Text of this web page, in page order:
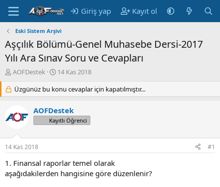
Giriş yap Kayıt ol
Eski Sistem Arşivi
Aşçılık Bölümü-Genel Muhasebe Dersi-2017
Yılı Ara Sınav Soru ve Cevapları
K
n
u
u
B
a
l
a
t
a
AOFDestek
B
ş
l
n
g
t
a
r
i
14 Kas 2018
Üzgünüz bu konu cevaplar için kapatılmıştır...
AOFDestek
Kayıtlı Öğrenci
14 Kas 2018 #1
1. Finansal raporlar temel olarak
aşağıdakilerden hangisine göre düzenlenir?